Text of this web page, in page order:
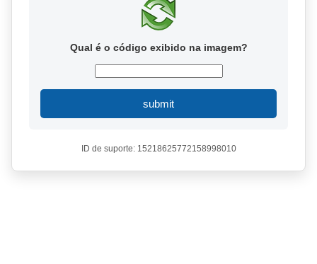
Qual é o código exibido na imagem?
submit
ID de suporte: 15218625772158998010